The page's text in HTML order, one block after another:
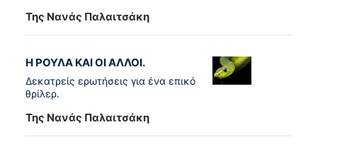
Της Νανάς Παλαιτσάκη
Η ΡΟΥΛΑ ΚΑΙ ΟΙ ΑΛΛΟΙ.
Δεκατρείς ερωτήσεις για ένα επικό
θρίλερ.
Της Νανάς Παλαιτσάκη